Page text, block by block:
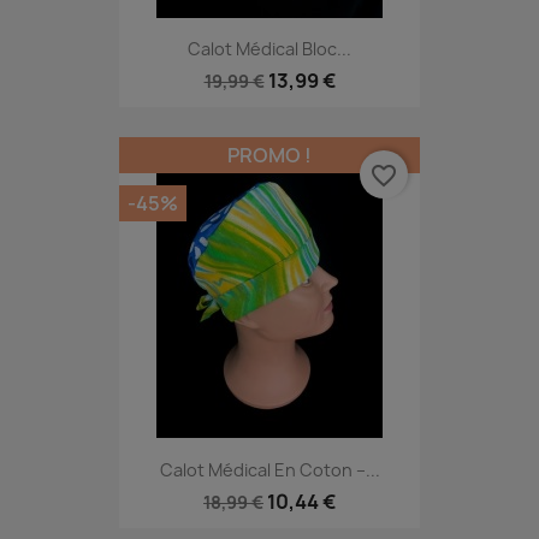
Calot Médical Bloc...
19,99 € 13,99 €
Calot Médical En Coton –...
18,99 € 10,44 €
PROMO !
-45%
favorite_border